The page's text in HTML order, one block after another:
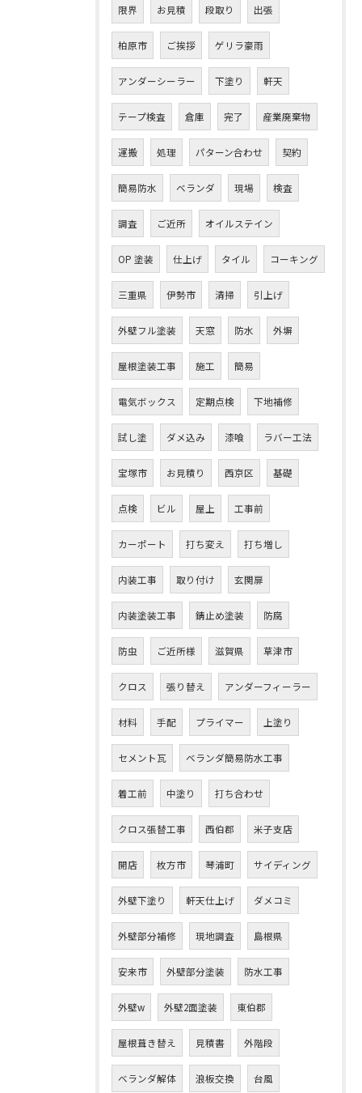
限界 お見積 段取り 出張
柏原市 ご挨拶 ゲリラ豪雨
アンダーシーラー 下塗り 軒天
テープ検査 倉庫 完了 産業廃棄物
運搬 処理 パターン合わせ 契約
簡易防水 ベランダ 現場 検査
調査 ご近所 オイルステイン
OP 塗装 仕上げ タイル コーキング
三重県 伊勢市 清掃 引上げ
外壁フル塗装 天窓 防水 外塀
屋根塗装工事 施工 簡易
電気ボックス 定期点検 下地補修
試し塗 ダメ込み 漆喰 ラバー工法
宝塚市 お見積り 西京区 基礎
点検 ビル 屋上 工事前
カーポート 打ち変え 打ち増し
内装工事 取り付け 玄関扉
内装塗装工事 錆止め塗装 防腐
防虫 ご近所様 滋賀県 草津市
クロス 張り替え アンダーフィーラー
材料 手配 プライマー 上塗り
セメント瓦 ベランダ簡易防水工事
着工前 中塗り 打ち合わせ
クロス張替工事 西伯郡 米子支店
開店 枚方市 琴浦町 サイディング
外壁下塗り 軒天仕上げ ダメコミ
外壁部分補修 現地調査 島根県
安来市 外壁部分塗装 防水工事
外壁w 外壁2面塗装 東伯郡
屋根葺き替え 見積書 外階段
ベランダ解体 浪板交換 台風
お問い合わせはこちら